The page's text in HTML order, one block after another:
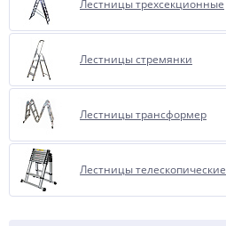
Лестницы трехсекционные
Лестницы стремянки
Лестницы трансформер
Лестницы телескопические